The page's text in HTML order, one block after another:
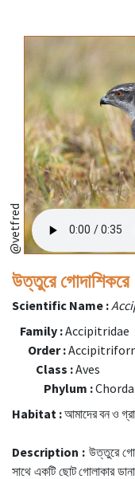
@vetfred
উত্তুরে গোদাশিকরে
Scientific Name :
Family :Accipitridae
Order :
Class :Aves
Phylum :
Habitat :আমাদের বন ও
Description : উত্তুরে
সাথে একটি ছোট গোলাকার